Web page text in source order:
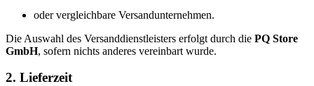
oder vergleichbare Versandunternehmen.
Die Auswahl des Versanddienstleisters erfolgt durch die PQ Store
GmbH, sofern nichts anderes vereinbart wurde.
2. Lieferzeit